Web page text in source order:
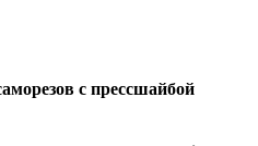
с прессшайбой